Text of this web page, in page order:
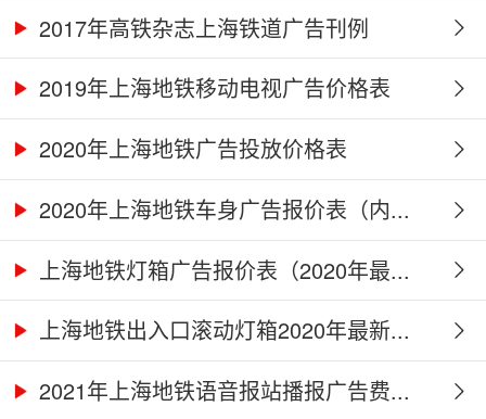
2017年高铁杂志上海铁道广告刊例
2019年上海地铁移动电视广告价格表
2020年上海地铁广告投放价格表
2020年上海地铁车身广告报价表（内...
上海地铁灯箱广告报价表（2020年最...
上海地铁出入口滚动灯箱2020年最新...
2021年上海地铁语音报站播报广告费...